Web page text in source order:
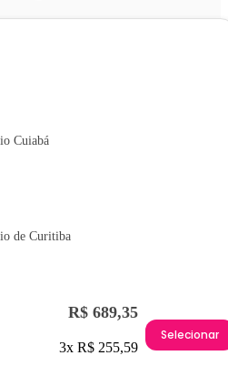
Cuiabá
de Curitiba
R$ 689,35
3x R$ 255,59
Selecionar